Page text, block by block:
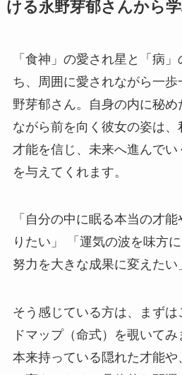
ける永野芽郁さんから
「食神」の愛され星と「病
ち、周囲に愛されながら一
野芽郁さん。自身の内に秘め
ながら前を向く彼女の姿は
才能を信じ、未来へ進んで
を与えてくれます。
「自分の中に眠る本当の才
りたい」 「運気の波を味方
努力を大きな成果に変えたい
そう感じている方は、まず
ドマップ（命式）を覗いて
本来持っている隠れた才能や